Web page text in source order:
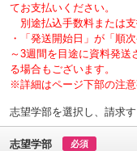
てお支払いください。
別途払込手数料または支
・「発送開始日」が「順
～3週間を目途に資料発
る場合もございます。
※詳細はページ下部の注意
志望学部を選択し、請求
志望学部 必須